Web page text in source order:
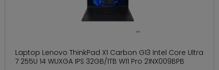
Laptop Lenovo ThinkPad X1 Carbon G13 Intel Core Ultra
7 255U 14 WUXGA IPS 32GB/1TB W11 Pro 21NX009BPB